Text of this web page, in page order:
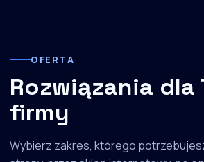
OFERTA
Rozwiązania dla
firmy
Wybierz zakres, którego